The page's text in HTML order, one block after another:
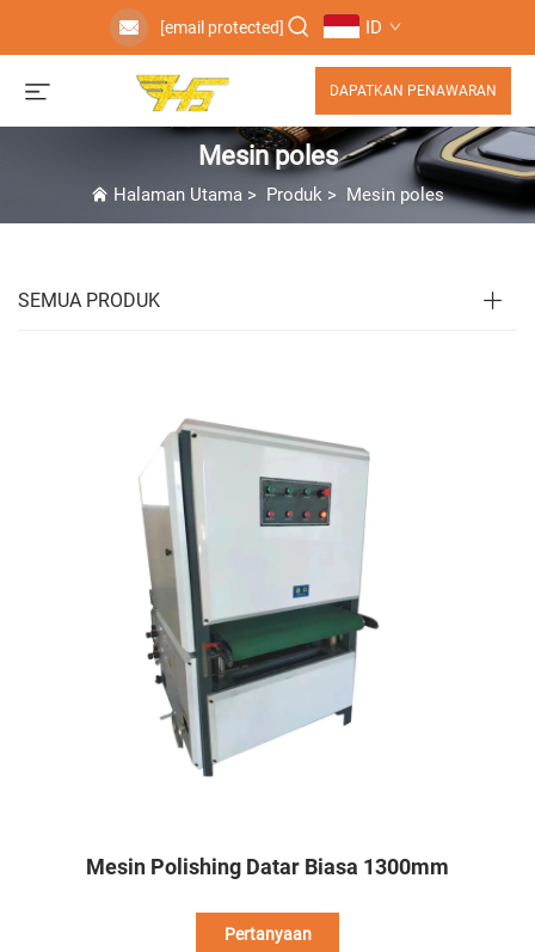
[email protected] ID
DAPATKAN PENAWARAN
Mesin poles
Halaman Utama > Produk > Mesin poles
SEMUA PRODUK
Mesin Polishing Datar Biasa 1300mm
Pertanyaan